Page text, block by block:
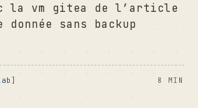
la vm gitea de l’article
sans backup
8 MIN